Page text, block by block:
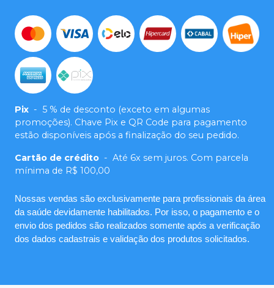
Pix - 5 % de desconto (exceto em algumas
promoções). Chave Pix e QR Code para pagamento
estão disponíveis após a finalização do seu pedido.
Cartão de crédito - Até 6x sem juros. Com parcela
mínima de R$ 100,00
Nossas vendas são exclusivamente para profissionais da área
da saúde devidamente habilitados. Por isso, o pagamento e o
envio dos pedidos são realizados somente após a verificação
dos dados cadastrais e validação dos produtos solicitados.